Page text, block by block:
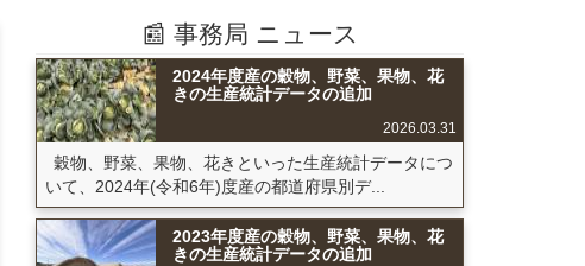
📰 事務局 ニュース
2024年度産の穀物、野菜、果物、花
きの生産統計データの追加
2026.03.31
穀物、野菜、果物、花きといった生産統計データにつ
いて、2024年(令和6年)度産の都道府県別デ...
2023年度産の穀物、野菜、果物、花
きの生産統計データの追加